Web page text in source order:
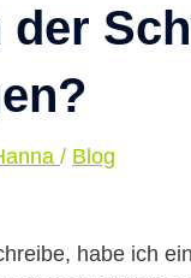
der
/ Blog
habe ich